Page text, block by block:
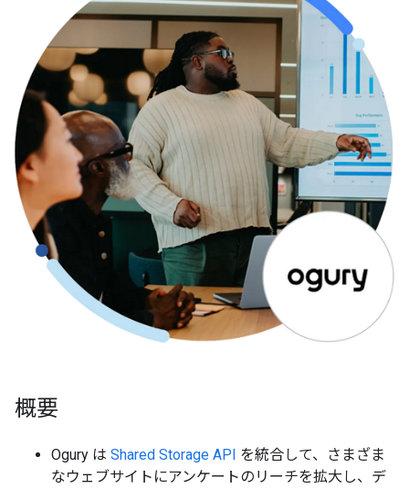
概要
Ogury は Shared Storage API を統合して、さまざま
なウェブサイトにアンケートのリーチを拡大し、デ